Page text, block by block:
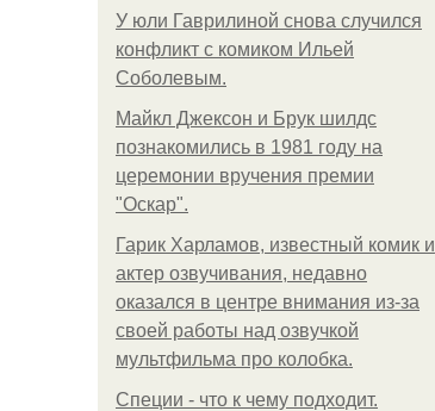
У юли Гаврилиной снова случился
конфликт с комиком Ильей
Соболевым.
Майкл Джексон и Брук шилдс
познакомились в 1981 году на
церемонии вручения премии
"Оскар".
Гарик Харламов, известный комик и
актер озвучивания, недавно
оказался в центре внимания из-за
своей работы над озвучкой
мультфильма про колобка.
Специи - что к чему подходит.